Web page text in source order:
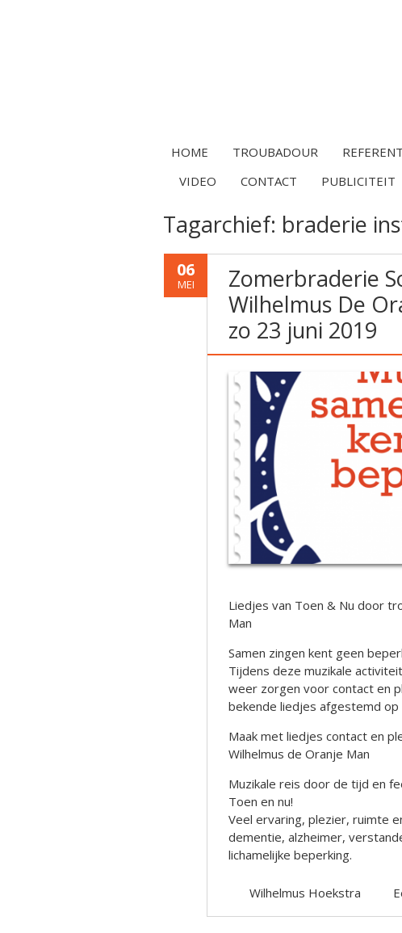
HOME TROUBADOUR
VIDEO
CONTACT PUBLICITEIT
Tagarchief: braderie
06
MEI
Zomerbraderie
Wilhelmus De
zo 23 juni 2019
Liedjes van Toen & Nu door
Man
Samen zingen kent geen
Tijdens deze muzikale
weer zorgen voor contact en
bekende liedjes afgestemd
Maak met liedjes contact en
Wilhelmus de Oranje Man
Muzikale reis door de tijd en
Toen en nu!
Veel ervaring, plezier, ruimte
dementie, alzheimer,
lichamelijke beperking.
Wilhelmus Hoekstra